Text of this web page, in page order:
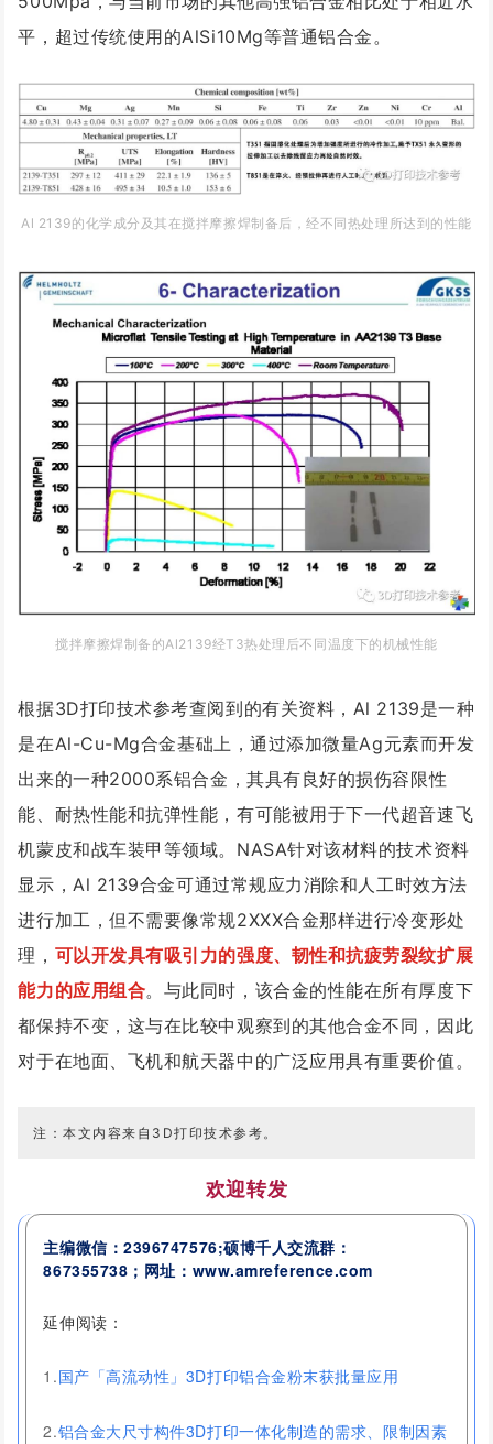
平，超过传统使用的AlSi10Mg等普通铝合金。
Al 2139的化学成分及其在搅拌摩擦焊制备后，经不同热处理所达到的性能
搅拌摩擦焊制备的Al2139经T3热处理后不同温度下的机械性能
根据3D打印技术参考查阅到的有关资料，Al 2139是一种
是在Al-Cu-Mg合金基础上，通过添加微量Ag元素而开发
出来的一种2000系铝合金，其具有良好的损伤容限性
能、耐热性能和抗弹性能，有可能被用于下一代超音速飞
机蒙皮和战车装甲等领域。NASA针对该材料的技术资料
显示，Al 2139合金可通过常规应力消除和人工时效方法
进行加工，但不需要像常规2XXX合金那样进行冷变形处
理， 可以开发具有吸引力的强度、韧性和抗疲劳裂纹扩展
能力的应用组合。与此同时，该合金的性能在所有厚度下
都保持不变，这与在比较中观察到的其他合金不同，因此
对于在地面、飞机和航天器中的广泛应用具有重要价值。
注：本文内容来自3D打印技术参考。
欢迎转发
主编微信：2396747576;硕博千人交流群：
867355738；网址：www.amreference.com
延伸阅读：
1.国产「高流动性」3D打印铝合金粉末获批量应用
2.铝合金大尺寸构件3D打印一体化制造的需求、限制因素